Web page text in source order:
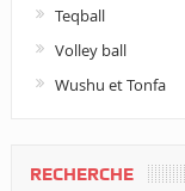
Teqball
Volley ball
Wushu et Tonfa
RECHERCHE